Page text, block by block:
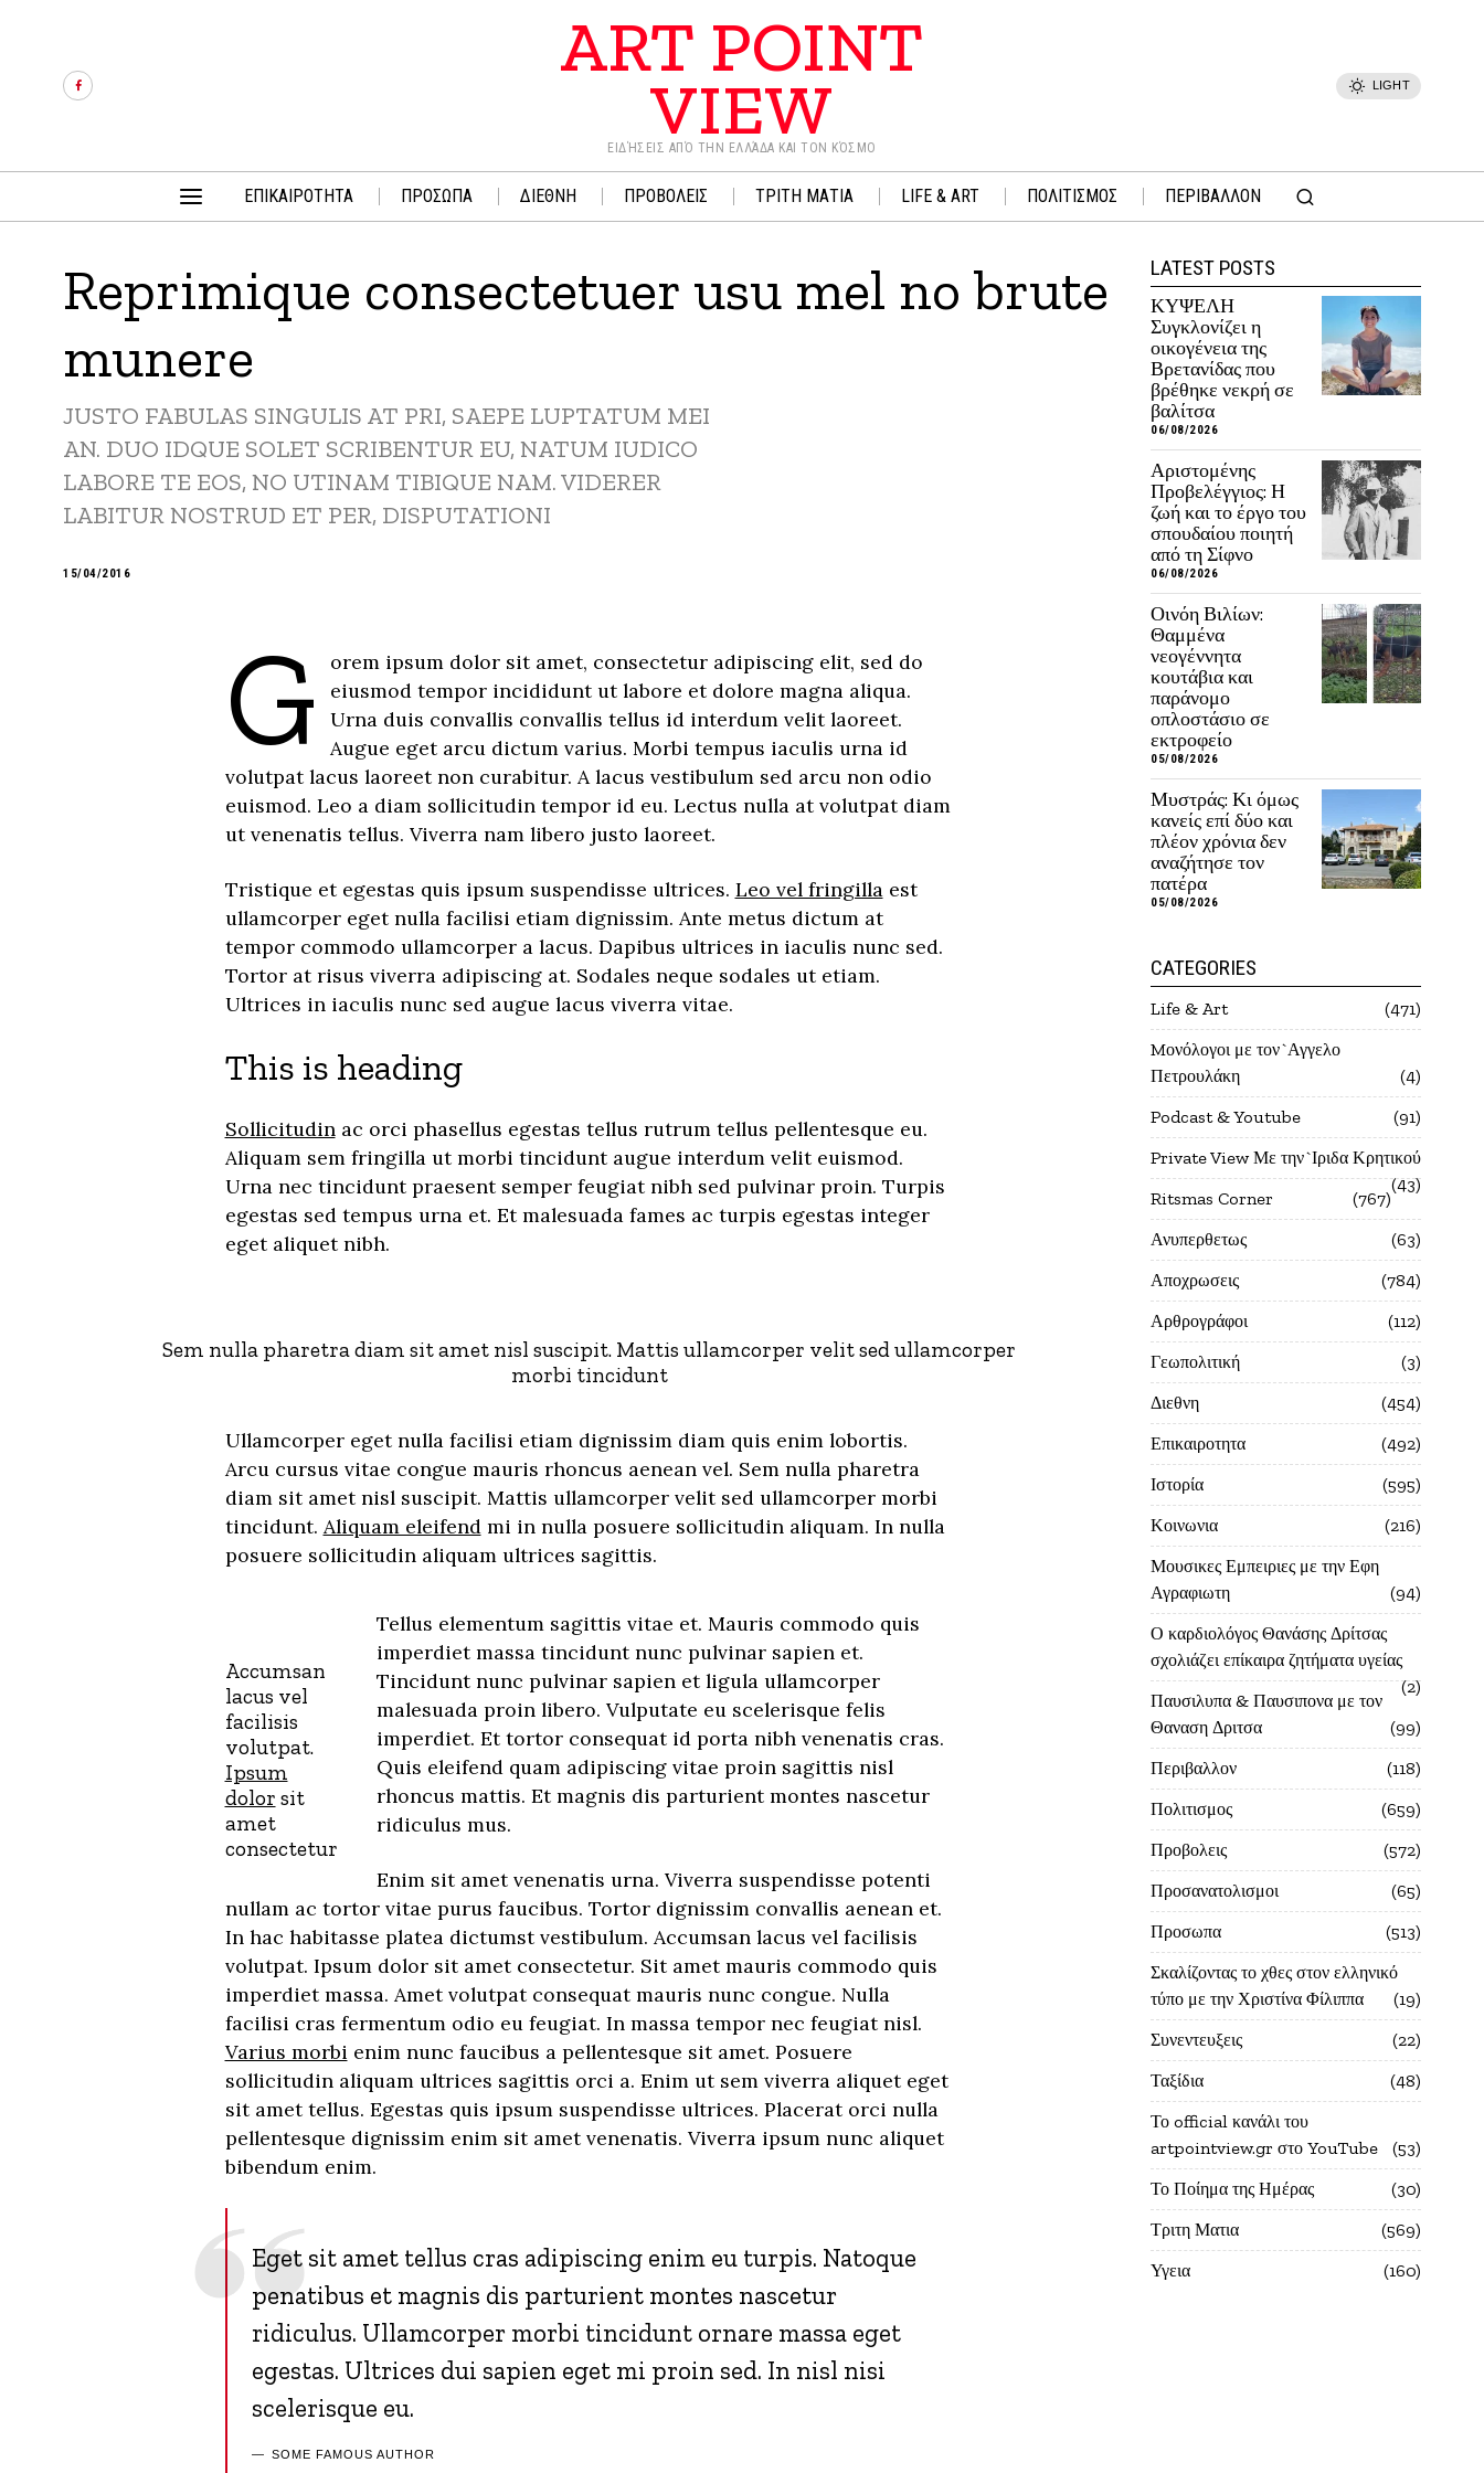
ART POINT
VIEW
ΕΙΔΉΣΕΙΣ ΑΠΌ ΤΗΝ ΕΛΛΆΔΑ ΚΑΙ ΤΟΝ ΚΌΣΜΟ
LIGHT
ΕΠΙΚΑΙΡΟΤΗΤΑ ΠΡΟΣΩΠΑ ΔΙΕΘΝΗ ΠΡΟΒΟΛΕΙΣ ΤΡΙΤΗ ΜΑΤΙΑ LIFE & ART ΠΟΛΙΤΙΣΜΟΣ ΠΕΡΙΒΑΛΛΟΝ
Reprimique consectetuer usu mel no brute
munere
JUSTO FABULAS SINGULIS AT PRI, SAEPE LUPTATUM MEI
AN. DUO IDQUE SOLET SCRIBENTUR EU, NATUM IUDICO
LABORE TE EOS, NO UTINAM TIBIQUE NAM. VIDERER
LABITUR NOSTRUD ET PER, DISPUTATIONI
15/04/2016
G
orem ipsum dolor sit amet, consectetur adipiscing elit, sed do
eiusmod tempor incididunt ut labore et dolore magna aliqua.
Urna duis convallis convallis tellus id interdum velit laoreet.
Augue eget arcu dictum varius. Morbi tempus iaculis urna id
volutpat lacus laoreet non curabitur. A lacus vestibulum sed arcu non odio
euismod. Leo a diam sollicitudin tempor id eu. Lectus nulla at volutpat diam
ut venenatis tellus. Viverra nam libero justo laoreet.
Tristique et egestas quis ipsum suspendisse ultrices. Leo vel fringillaest
ullamcorper eget nulla facilisi etiam dignissim. Ante metus dictum at
tempor commodo ullamcorper a lacus. Dapibus ultrices in iaculis nunc sed.
Tortor at risus viverra adipiscing at. Sodales neque sodales ut etiam.
Ultrices in iaculis nunc sed augue lacus viverra vitae.
This is heading
Sollicitudinac orci phasellus egestas tellus rutrum tellus pellentesque eu.
Aliquam sem fringilla ut morbi tincidunt augue interdum velit euismod.
Urna nec tincidunt praesent semper feugiat nibh sed pulvinar proin. Turpis
egestas sed tempus urna et. Et malesuada fames ac turpis egestas integer
eget aliquet nibh.
Sem nulla pharetra diam sit amet nisl suscipit. Mattis ullamcorper velit sed ullamcorper
morbi tincidunt
Ullamcorper eget nulla facilisi etiam dignissim diam quis enim lobortis.
Arcu cursus vitae congue mauris rhoncus aenean vel. Sem nulla pharetra
diam sit amet nisl suscipit. Mattis ullamcorper velit sed ullamcorper morbi
tincidunt. Aliquam eleifendmi in nulla posuere sollicitudin aliquam. In nulla
posuere sollicitudin aliquam ultrices sagittis.
Accumsan
lacus vel
facilisis
volutpat.
Ipsum
dolor sit
amet
consectetur
Tellus elementum sagittis vitae et. Mauris commodo quis
imperdiet massa tincidunt nunc pulvinar sapien et.
Tincidunt nunc pulvinar sapien et ligula ullamcorper
malesuada proin libero. Vulputate eu scelerisque felis
imperdiet. Et tortor consequat id porta nibh venenatis cras.
Quis eleifend quam adipiscing vitae proin sagittis nisl
rhoncus mattis. Et magnis dis parturient montes nascetur
ridiculus mus.
Enim sit amet venenatis urna. Viverra suspendisse potenti
nullam ac tortor vitae purus faucibus. Tortor dignissim convallis aenean et.
In hac habitasse platea dictumst vestibulum. Accumsan lacus vel facilisis
volutpat. Ipsum dolor sit amet consectetur. Sit amet mauris commodo quis
imperdiet massa. Amet volutpat consequat mauris nunc congue. Nulla
facilisi cras fermentum odio eu feugiat. In massa tempor nec feugiat nisl.
Varius morbi enim nunc faucibus a pellentesque sit amet. Posuere
sollicitudin aliquam ultrices sagittis orci a. Enim ut sem viverra aliquet eget
sit amet tellus. Egestas quis ipsum suspendisse ultrices. Placerat orci nulla
pellentesque dignissim enim sit amet venenatis. Viverra ipsum nunc aliquet
bibendum enim.
Eget sit amet tellus cras adipiscing enim eu turpis. Natoque
penatibus et magnis dis parturient montes nascetur
ridiculus. Ullamcorper morbi tincidunt ornare massa eget
egestas. Ultrices dui sapien eget mi proin sed. In nisl nisi
scelerisque eu.
SOME FAMOUS AUTHOR
LATEST POSTS
ΚΥΨΕΛΗ
Συγκλονίζει η
οικογένεια της
Βρετανίδας που
βρέθηκε νεκρή σε
βαλίτσα
06/08/2026
Αριστομένης
Προβελέγγιος: Η
ζωή και το έργο του
σπουδαίου ποιητή
από τη Σίφνο
06/08/2026
Οινόη Βιλίων:
Θαμμένα
νεογέννητα
κουτάβια και
παράνομο
οπλοστάσιο σε
εκτροφείο
05/08/2026
Μυστράς: Κι όμως
κανείς επί δύο και
πλέον χρόνια δεν
αναζήτησε τον
πατέρα
05/08/2026
CATEGORIES
Life & Art
471
Mονόλογοι με τον`Αγγελο
Πετρουλάκη
4
Podcast & Youtube
91
Private View Με την`Ιριδα Κρητικού
43
Ritsmas Corner
767
Ανυπερθετως
63
Αποχρωσεις
784
Αρθρογράφοι
112
Γεωπολιτική
3
Διεθνη
454
Επικαιροτητα
492
Ιστορία
595
Κοινωνια
216
Μουσικες Εμπειριες με την Εφη
Αγραφιωτη
94
Ο καρδιολόγος Θανάσης Δρίτσας
σχολιάζει επίκαιρα ζητήματα υγείας
2
Παυσιλυπα & Παυσιπονα με τον
Θαναση Δριτσα
99
Περιβαλλον
118
Πολιτισμος
659
Προβολεις
572
Προσανατολισμοι
65
Προσωπα
513
Σκαλίζοντας το χθες στον ελληνικό
τύπο με την Χριστίνα Φίλιππα
19
Συνεντευξεις
22
Ταξίδια
48
Το official κανάλι του
artpointview.gr στο YouTube
53
Το Ποίημα της Ημέρας
30
Τριτη Ματια
569
Υγεια
160